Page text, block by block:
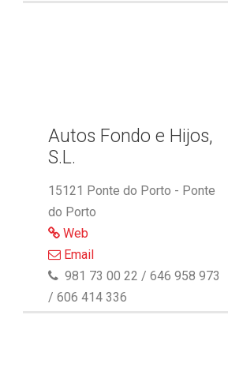
Autos Fondo e Hijos,
S.L.
15121 Ponte do Porto - Ponte
do Porto
Web
Email
981 73 00 22 / 646 958 973
/ 606 414 336